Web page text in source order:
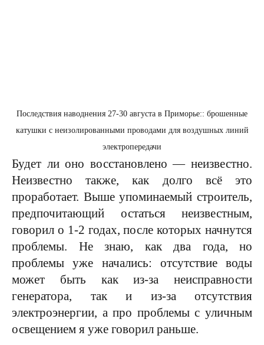
Последствия наводнения 27-30 августа в Приморье:: брошенные
катушки с неизолированными проводами для воздушных линий
электропередачи
Будет ли оно восстановлено — неизвестно.
Неизвестно также, как долго всё это
проработает. Выше упоминаемый строитель,
предпочитающий остаться неизвестным,
говорил о 1-2 годах, после которых начнутся
проблемы. Не знаю, как два года, но
проблемы уже начались: отсутствие воды
может быть как из-за неисправности
генератора, так и из-за отсутствия
электроэнергии, а про проблемы с уличным
освещением я уже говорил раньше.